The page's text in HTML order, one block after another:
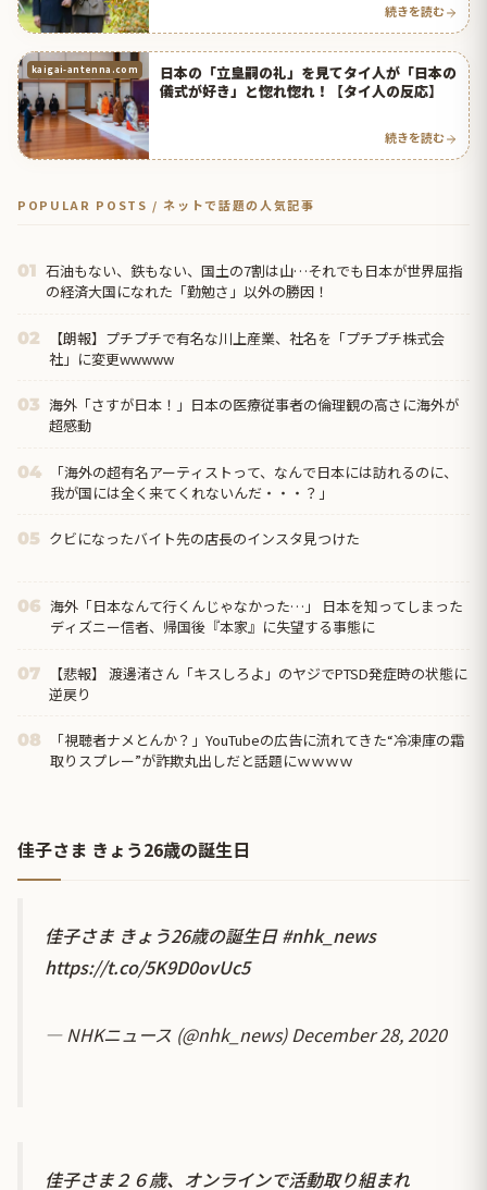
続きを読む
kaigai-antenna.com
日本の「立皇嗣の礼」を見てタイ人が「日本の
儀式が好き」と惚れ惚れ！【タイ人の反応】
続きを読む
POPULAR POSTS / ネットで話題の人気記事
01 石油もない、鉄もない、国土の7割は山…それでも日本が世界屈指
の経済大国になれた「勤勉さ」以外の勝因！
02
【朗報】プチプチで有名な川上産業、社名を「プチプチ株式会
社」に変更wwwww
03 海外「さすが日本！」日本の医療従事者の倫理観の高さに海外が
超感動
04
「海外の超有名アーティストって、なんで日本には訪れるのに、
我が国には全く来てくれないんだ・・・？」
05 クビになったバイト先の店長のインスタ見つけた
06 海外「日本なんて行くんじゃなかった…」 日本を知ってしまった
ディズニー信者、帰国後『本家』に失望する事態に
07
【悲報】 渡邊渚さん「キスしろよ」のヤジでPTSD発症時の状態に
逆戻り
08
「視聴者ナメとんか？」YouTubeの広告に流れてきた“冷凍庫の霜
取りスプレー”が詐欺丸出しだと話題にｗｗｗｗ
佳子さま きょう26歳の誕生日
佳子さま きょう26歳の誕生日#nhk_news
https://t.co/5K9D0ovUc5
— NHKニュース (@nhk_news)December 28, 2020
佳子さま２６歳、オンラインで活動取り組まれ